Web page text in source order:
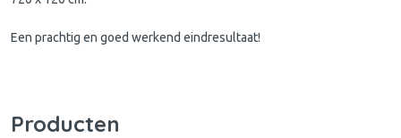
Een prachtig en goed werkend eindresultaat!
Producten